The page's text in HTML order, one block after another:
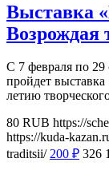
Выставка
Возрождая
С 7 февраля по 29
пройдет
летию
80 RUB https://
https://kuda-
traditsii/ 200 ₽ 326